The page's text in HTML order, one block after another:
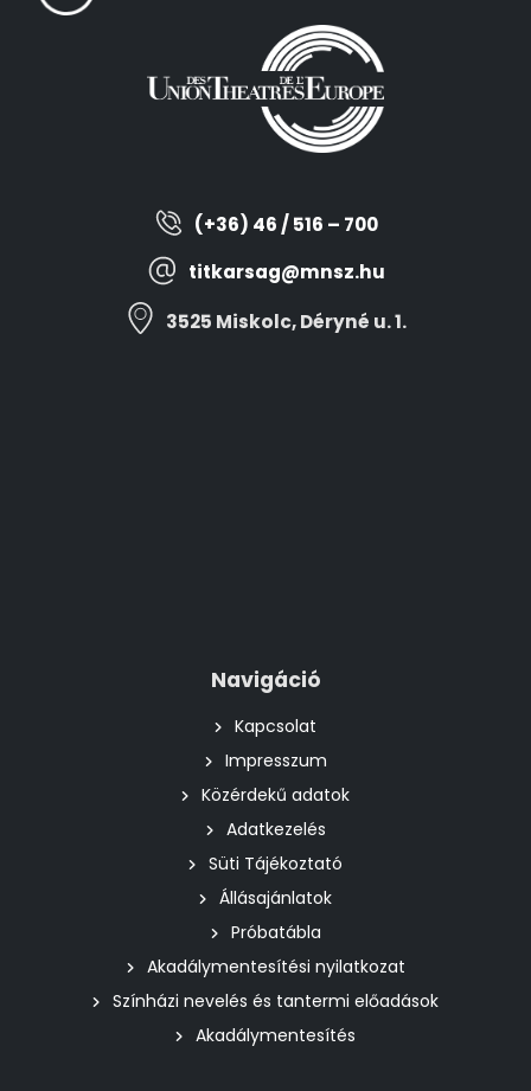
(+36) 46 / 516 – 700
titkarsag@mnsz.hu
3525 Miskolc, Déryné u. 1.
Navigáció
Kapcsolat
Impresszum
Közérdekű adatok
Adatkezelés
Süti Tájékoztató
Állásajánlatok
Próbatábla
Akadálymentesítési nyilatkozat
Színházi nevelés és tantermi előadások
Akadálymentesítés